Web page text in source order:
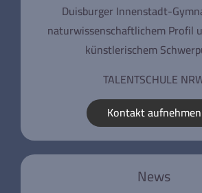
Duisburger Innenstadt-
naturwissenschaftlichem Profil
künstlerischem
TALENTSCHULE
Kontakt aufnehmen
News